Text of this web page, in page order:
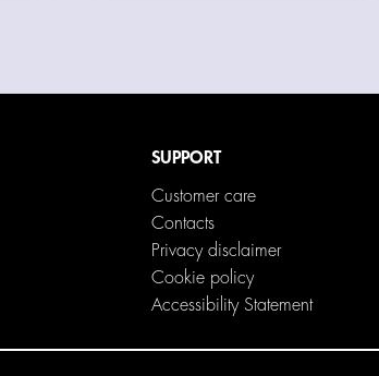
SUPPORT
Customer care
Contacts
Privacy disclaimer
Cookie policy
Accessibility Statement